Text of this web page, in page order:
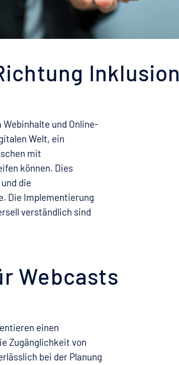
Inklusion
und Online-
Welt, ein
mit
können. Dies
die
Die Implementierung
verständlich sind
Webcasts
einen
Zugänglichkeit von
bei der Planung